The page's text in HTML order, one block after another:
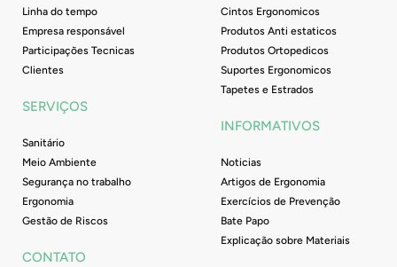
Linha do tempo
Empresa responsável
Participações Tecnicas
Clientes
SERVIÇOS
Sanitário
Meio Ambiente
Segurança no trabalho
Ergonomia
Gestão de Riscos
CONTATO
Cintos Ergonomicos
Produtos Anti estaticos
Produtos Ortopedicos
Suportes Ergonomicos
Tapetes e Estrados
INFORMATIVOS
Noticias
Artigos de Ergonomia
Exercícios de Prevenção
Bate Papo
Explicação sobre Materiais